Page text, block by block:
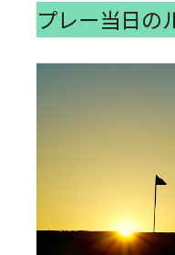
プレー当日の